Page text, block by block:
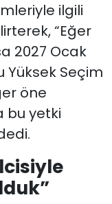
ilgili
“Eğer
2027 Ocak
Yüksek Seçim
öne
bu yetki